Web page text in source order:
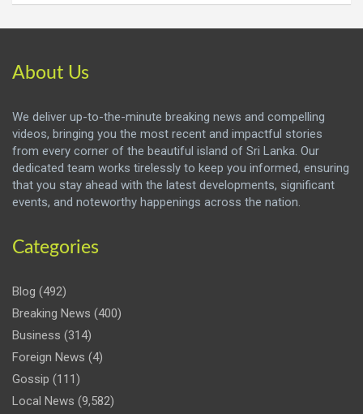
About Us
We deliver up-to-the-minute breaking news and compelling
videos, bringing you the most recent and impactful stories
from every corner of the beautiful island of Sri Lanka. Our
dedicated team works tirelessly to keep you informed, ensuring
that you stay ahead with the latest developments, significant
events, and noteworthy happenings across the nation.
Categories
Blog (492)
Breaking News (400)
Business (314)
Foreign News (4)
Gossip (111)
Local News (9,582)